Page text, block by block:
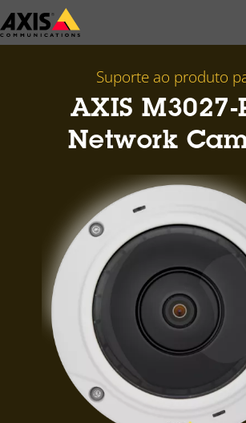
Pular
para
Suporte ao produto
AXIS M3027-
Network